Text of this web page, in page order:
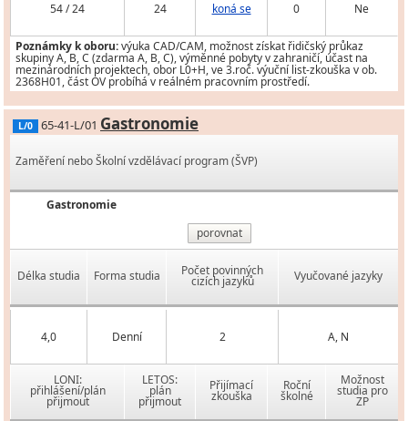
54 / 24 24 koná se 0 Ne
Poznámky k oboru:výuka CAD/CAM, možnost získat řidičský průkaz
skupiny A, B, C (zdarma A, B, C), výměnné pobyty v zahraničí, účast na
mezinárodních projektech, obor L0+H, ve 3.roč. výuční list-zkouška v ob.
2368H01, část OV probíhá v reálném pracovním prostředí.
L/0 65-41-L/01 Gastronomie
Zaměření nebo Školní vzdělávací program (ŠVP)
Gastronomie
porovnat
Délka studia Forma studia Počet povinných
cizích jazyků Vyučované jazyky
4,0 Denní 2 A, N
LONI:
přihlášení/plán
přijmout
LETOS:
plán
přijmout
Přijímací
zkouška
Roční
školné
Možnost
studia pro
ZP